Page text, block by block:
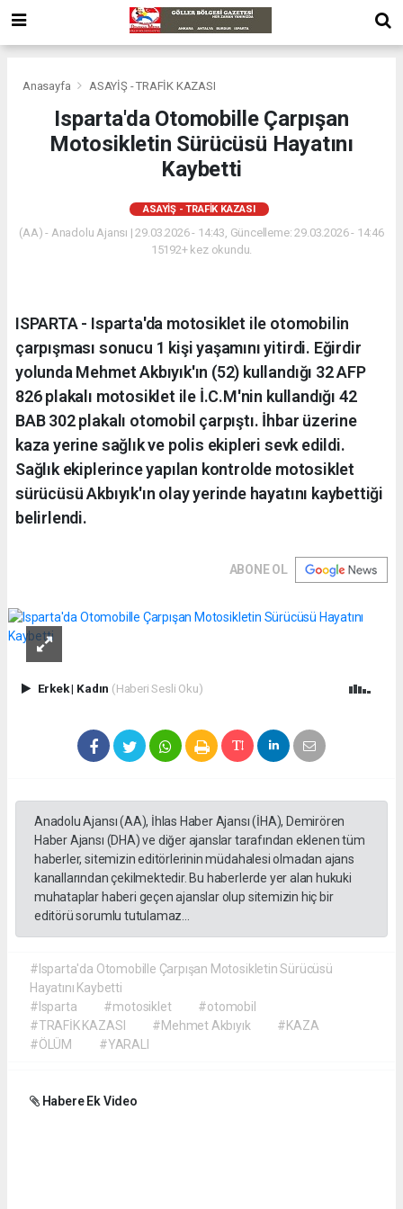
Anasayfa ASAYİŞ - TRAFİK KAZASI
Isparta'da Otomobille Çarpışan
Motosikletin Sürücüsü Hayatını
Kaybetti
ASAYİŞ - TRAFİK KAZASI
(AA) - Anadolu Ajansı | 29.03.2026 - 14:43, Güncelleme: 29.03.2026 - 14:46
15192+ kez okundu.
ISPARTA - Isparta'da motosiklet ile otomobilin
çarpışması sonucu 1 kişi yaşamını yitirdi. Eğirdir
yolunda Mehmet Akbıyık'ın (52) kullandığı 32 AFP
826 plakalı motosiklet ile İ.C.M'nin kullandığı 42
BAB 302 plakalı otomobil çarpıştı. İhbar üzerine
kaza yerine sağlık ve polis ekipleri sevk edildi.
Sağlık ekiplerince yapılan kontrolde motosiklet
sürücüsü Akbıyık'ın olay yerinde hayatını kaybettiği
belirlendi.
ABONE OL
Erkek| Kadın (Haberi Sesli Oku)
Anadolu Ajansı (AA), İhlas Haber Ajansı (İHA), Demirören
Haber Ajansı (DHA) ve diğer ajanslar tarafından eklenen tüm
haberler, sitemizin editörlerinin müdahalesi olmadan ajans
kanallarından çekilmektedir. Bu haberlerde yer alan hukuki
muhataplar haberi geçen ajanslar olup sitemizin hiç bir
editörü sorumlu tutulamaz...
#Isparta'da Otomobille Çarpışan Motosikletin Sürücüsü
Hayatını Kaybetti
#Isparta
#motosiklet
#otomobil
#TRAFİK KAZASI
#Mehmet Akbıyık
#KAZA
#ÖLÜM
#YARALI
Habere Ek Video